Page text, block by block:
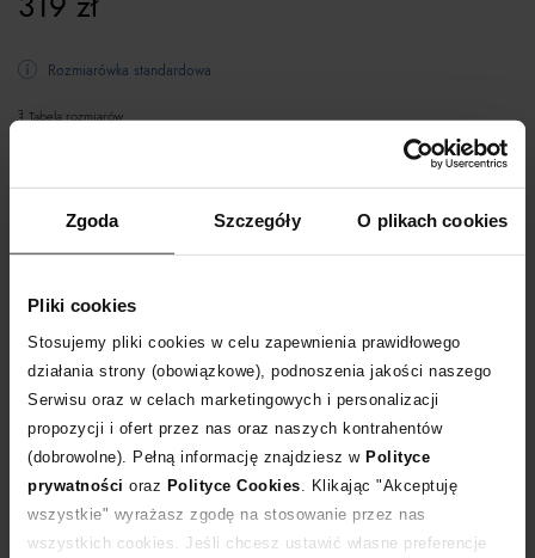
Zgoda Szczegóły O plikach cookies
Pliki cookies
Stosujemy pliki cookies w celu zapewnienia prawidłowego
działania strony (obowiązkowe), podnoszenia jakości naszego
Serwisu oraz w celach marketingowych i personalizacji
propozycji i ofert przez nas oraz naszych kontrahentów
(dobrowolne). Pełną informację znajdziesz w Polityce
prywatności oraz Polityce Cookies . Klikając "Akceptuję
wszystkie" wyrażasz zgodę na stosowanie przez nas
wszystkich cookies. Jeśli chcesz ustawić własne preferencje
Rozmiarówka standardowa
Tabela rozmiarów
DODAJ DO KOSZYKA
Dostawa
14 dni na zwrot towaru
+64 punktów zyskujesz w Klubie Korzyści
Kup teraz, Zapłać później!